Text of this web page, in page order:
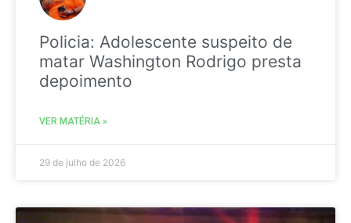
Policia: Adolescente suspeito de
matar Washington Rodrigo presta
depoimento
VER MATÉRIA »
29 de julho de 2026